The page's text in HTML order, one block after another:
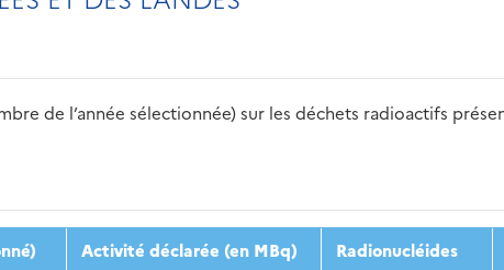
de l’année sélectionnée) sur les déchets radioactifs
2018 2019 2020 2021
Activité déclarée (en MBq) Radionucléides